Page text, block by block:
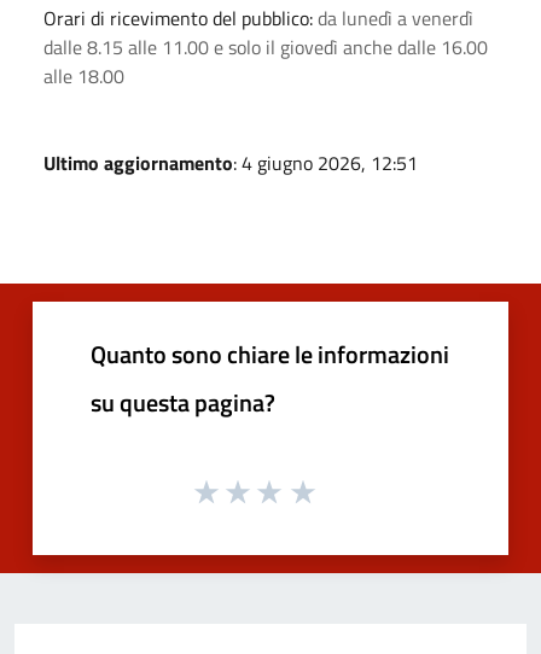
Orari di ricevimento del pubblico:da lunedì a venerdì
dalle 8.15 alle 11.00 e solo il giovedì anche dalle 16.00
alle 18.00
Ultimo aggiornamento: 4 giugno 2026, 12:51
Quanto sono chiare le informazioni
su questa pagina?